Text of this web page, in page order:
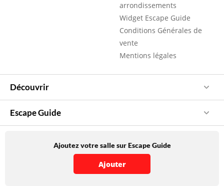
arrondissements
Widget Escape Guide
Conditions Générales de
vente
Mentions légales
Découvrir
Escape Guide
Ajoutez votre salle sur Escape Guide
Ajouter